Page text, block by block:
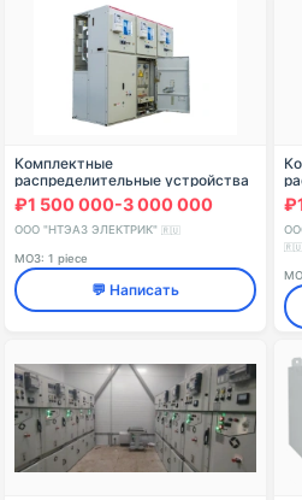
Комплектные
распределительные устройства
серии КУ-10Ц
₽1 500 000-3 000 000
ООО "НТЭАЗ ЭЛЕКТРИК" 🇷🇺
МОЗ: 1 piece
💬 Написать
🇷🇺